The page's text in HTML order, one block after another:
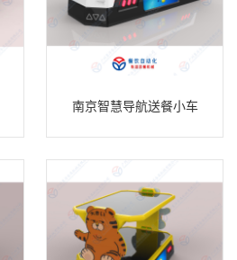
南京智慧导航送餐小车